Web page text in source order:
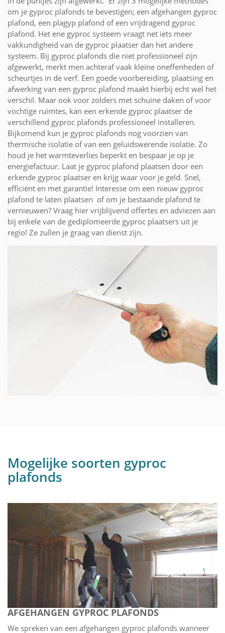
om je gyproc plafonds te bevestigen; een afgehangen gyproc
plafond, een plagyp plafond of een vrijdragend gyproc
plafond. Het ene gyproc systeem vraagt net iets meer
vakkundigheid van de gyproc plaatser dan het andere
systeem. Bij gyproc plafonds die niet professioneel zijn
afgewerkt, merkt men achteraf vaak kleine oneffenheden of
scheurtjes in de verf. Een goede voorbereiding, plaatsing en
afwerking van een gyproc plafond maakt hierbij echt wel het
verschil. Maar ook voor zolders met schuine daken of voor
vochtige ruimtes, kan een erkende gyproc plaatser de
verschillend gyproc plafonds professioneel installeren.
Bijkomend kun je gyproc plafonds nog voorzien van
thermische isolatie of van een geluidswerende isolatie. Zo
houd je het warmteverlies beperkt en bespaar je op je
energiefactuur. Laat je gyproc plafond plaatsen door een
erkende gyproc plaatser en krijg waar voor je geld. Snel,
efficiënt en met garantie! Interesse om een nieuw gyproc
plafond te laten plaatsen of om je bestaande plafond te
vernieuwen? Vraag hier vrijblijvend offertes en adviezen aan
bij enkele van de gediplomeerde gyproc plaatsers uit je
regio! Ze zullen je graag van dienst zijn.
Mogelijke soorten gyproc
plafonds
AFGEHANGEN GYPROC PLAFONDS
We spreken van een afgehangen gyproc plafonds wanneer